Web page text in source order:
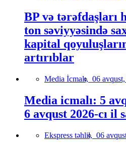
BP və tərəfdaşları
ton səviyyəsində
kapital
artırıblar
Media İcmalı, 06
Media icmalı: 5
6 avqust 2026-cı il
Ekspress təhlil, 06